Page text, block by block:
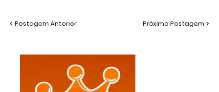
Postagem Anterior Próxima Postagem